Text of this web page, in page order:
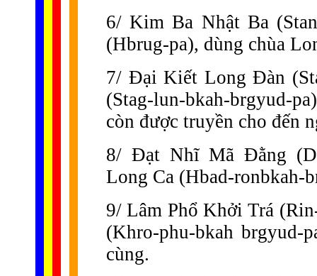
6/ Kim Ba Nhật Ba
(Hbrug-pa), dùng chùa
7/ Đại Kiết Long Đàn
(Stag-lun-bkah-brgyud-
còn được truyền cho đến
8/ Đạt Nhĩ Mã Đằng
Long Ca (Hbad-ronbkah-
9/ Lâm Phổ Khởi Trá
(Khro-phu-bkah
cùng.